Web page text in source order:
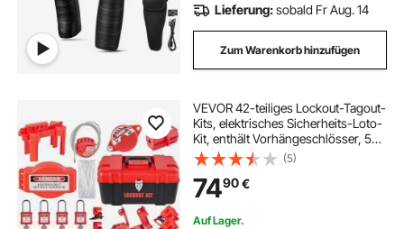
Lieferung:sobald Fr Aug. 14
Zum Warenkorb hinzufügen
VEVOR 42-teiliges Lockout-Tagout-
Kits, elektrisches Sicherheits-Loto-
Kit, enthält Vorhängeschlösser, 5
Arten von Lockouts, Haspen,
Anhänger und Kabelbinder, Box,
Lockout-Sicherheitswerkzeuge für
die Beseitigung elektrischer Risiken
in Industrie und Maschinen
(5)
7490€
Auf Lager.